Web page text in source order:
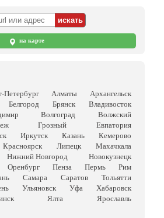
на карте
Петербург Алматы
Архангельск
Белгород Брянск
Владивосток
Волгоград
Волжский
Грозный
Евпатория
Иркутск Казань
Кемерово
Красноярск Липецк
Махачкала
Нижний Новгород
Новокузнецк
Оренбург Пенза Пермь
Рим
Самара Саратов
Тольятти
Ульяновск Уфа
Хабаровск
Ялта
Ярославль